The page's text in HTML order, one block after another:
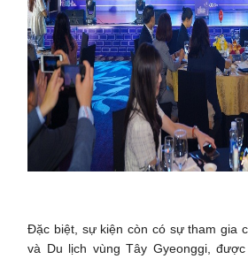
Đặc biệt, sự kiện còn có sự tham gia
và Du lịch vùng Tây Gyeonggi,